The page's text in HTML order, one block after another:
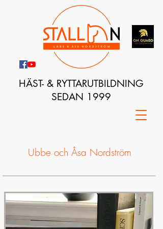
HÄST- & RYTTARUTBILDNING
SEDAN 1999
Ubbe och Åsa Nordström